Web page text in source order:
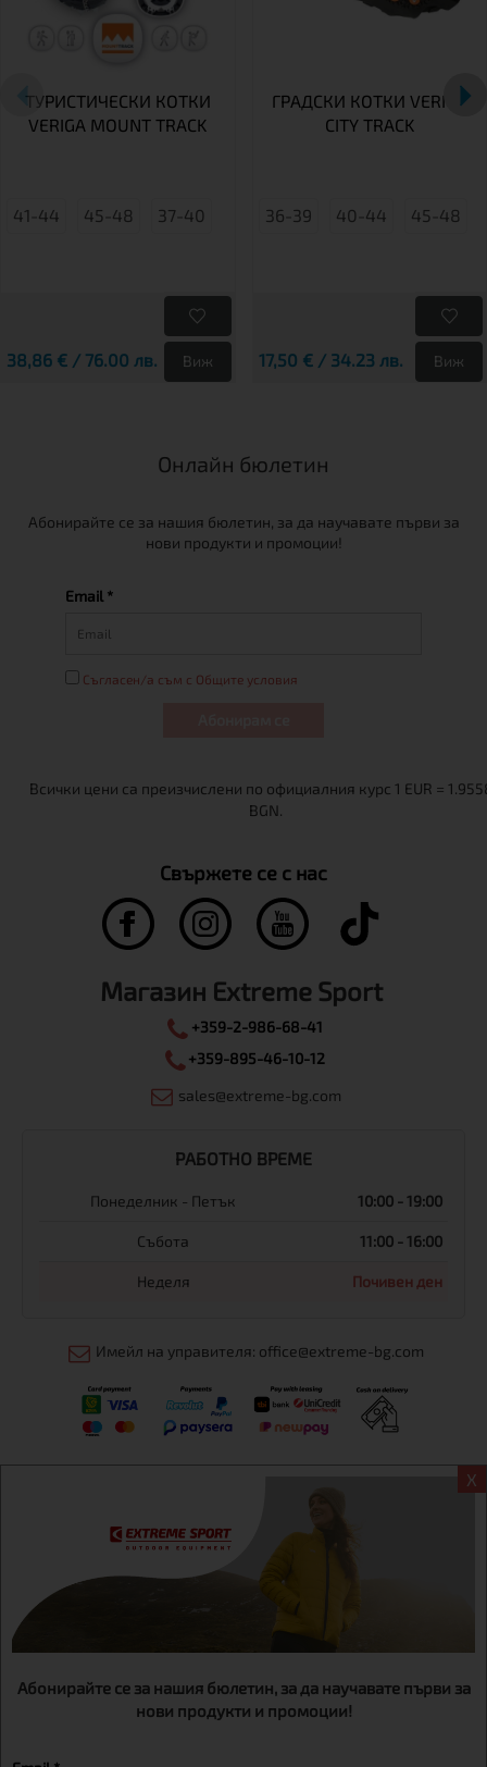
X
Абонирайте се за нашия бюлетин, за да научавате първи за
нови продукти и промоции!
ТУРИСТИЧЕСКИ КОТКИ
VERIGA MOUNT TRACK
41-44 45-48 37-40
38,86 € / 76.00 лв. Виж
ГРАДСКИ КОТКИ VERIGA
CITY TRACK
36-39 40-44 45-48
17,50 € / 34.23 лв. Виж
Онлайн бюлетин
Абонирайте се за нашия бюлетин, за да научавате първи за
нови продукти и промоции!
Email *
Съгласен/а съм с Общите условия
Свържете се с нас
Магазин Extreme Sport
+359-2-986-68-41
+359-895-46-10-12
sales@extreme-bg.com
РАБОТНО ВРЕМЕ
Понеделник - Петък 10:00 - 19:00
Събота 11:00 - 16:00
Неделя Почивен ден
Имейл на управителя: office@extreme-bg.com
Екстрем спорт ЕООД, BG131452613, административен адрес
гр. София, Овча купел, ул.692, №12, офис 1, магазини